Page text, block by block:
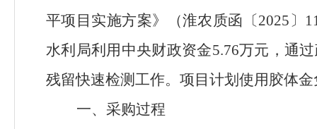
平项目实施方案》（淮农质函〔2025 〕
水利局利用中央财政资金5.76万元，通
残留快速检测工作。项目计划使用胶体
一、采购过程